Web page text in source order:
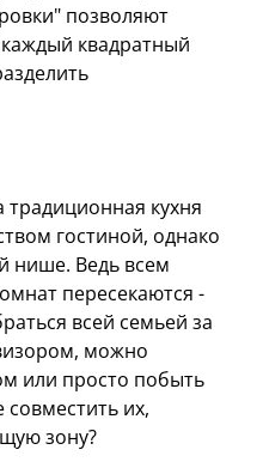
позволяют
квадратный
кухня
гостиной, однако
нише. Ведь всем
пересекаются -
всей семьей за
можно
или просто побыть
их,
зону?